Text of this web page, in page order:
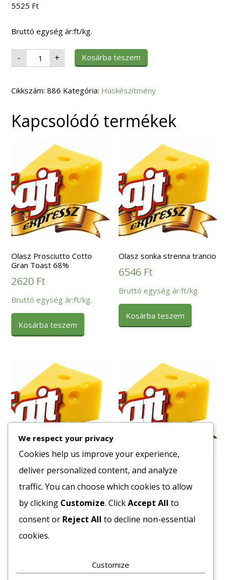
5525 Ft
Bruttó egység ár:ft/kg.
- Bacon
Szeletelt
vcs.
mennyiség
+ Kosárba teszem
Cikkszám:886 Kategória: Húskészítmény
Kapcsolódó termékek
Olasz Prosciutto Cotto
Gran Toast 68%
2620 Ft
Bruttó egység ár:ft/kg.
Kosárba teszem
Olasz sonka strenna trancio
6546 Ft
Bruttó egység ár:ft/kg.
Kosárba teszem
Sonka Touszt delikát szelet
3,7kg
2559Ft
Bruttó egység ár:ft/kg.
Füstölt Szalonna cca. 300g
3123Ft
Bruttó egység ár:ft/kg.
We respect your privacy
Cookies help us improve your experience,
deliver personalized content, and analyze
traffic. You can choose which cookies to allow
by clicking Customize. ClickAccept All to
consent or Reject All to decline non-essential
cookies.
Customize